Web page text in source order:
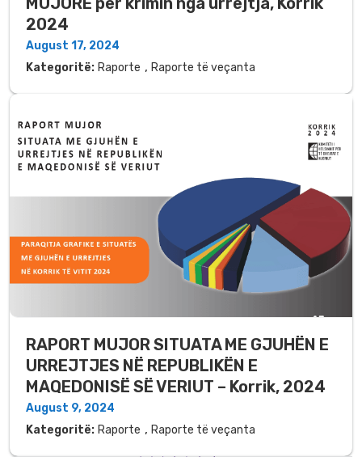
2024
August 17, 2024
Kategoritë: Raporte , Raporte të veçanta
RAPORT MUJOR SITUATA ME GJUHËN E
URREJTJES NË REPUBLIKËN E
MAQEDONISË SË VERIUT – Korrik, 2024
August 9, 2024
Kategoritë: Raporte , Raporte të veçanta